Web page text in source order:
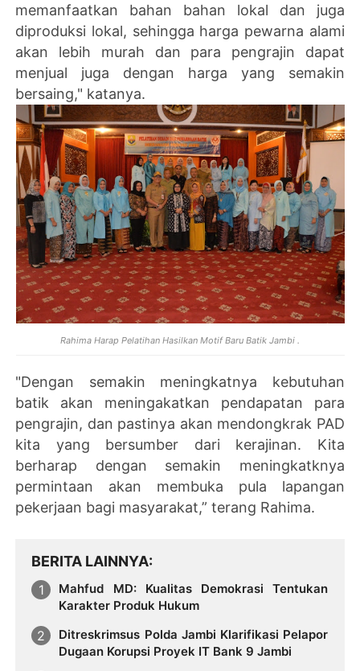
memanfaatkan bahan bahan lokal dan juga
diproduksi lokal, sehingga harga pewarna alami
akan lebih murah dan para pengrajin dapat
menjual juga dengan harga yang semakin
bersaing," katanya.
Rahima Harap Pelatihan Hasilkan Motif Baru Batik Jambi .
"Dengan semakin meningkatnya kebutuhan
batik akan meningakatkan pendapatan para
pengrajin, dan pastinya akan mendongkrak PAD
kita yang bersumber dari kerajinan. Kita
berharap dengan semakin meningkatknya
permintaan akan membuka pula lapangan
pekerjaan bagi masyarakat,” terang Rahima.
BERITA LAINNYA
Mahfud MD: Kualitas Demokrasi Tentukan
Karakter Produk Hukum
Ditreskrimsus Polda Jambi Klarifikasi Pelapor
Dugaan Korupsi Proyek IT Bank 9 Jambi